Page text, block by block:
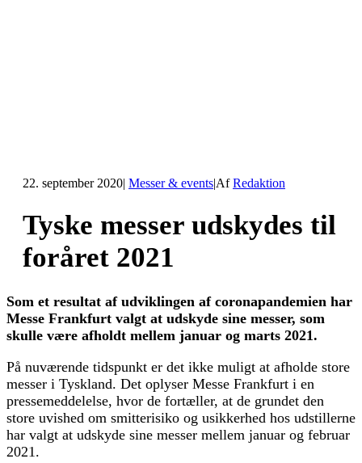
22. september 2020| Messer & events|AfRedaktion
Tyske messer udskydes til
foråret 2021
Som et resultat af udviklingen af coronapandemien har
Messe Frankfurt valgt at udskyde sine messer, som
skulle være afholdt mellem januar og marts 2021.
På nuværende tidspunkt er det ikke muligt at afholde store
messer i Tyskland. Det oplyser Messe Frankfurt i en
pressemeddelelse, hvor de fortæller, at de grundet den
store uvished om smitterisiko og usikkerhed hos udstillerne
har valgt at udskyde sine messer mellem januar og februar
2021.